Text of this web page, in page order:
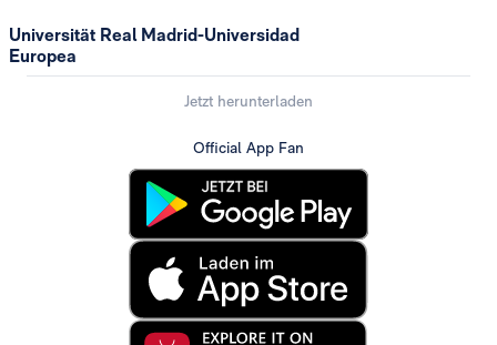
Universität Real Madrid-Universidad
Europea
Jetzt herunterladen
Official App Fan